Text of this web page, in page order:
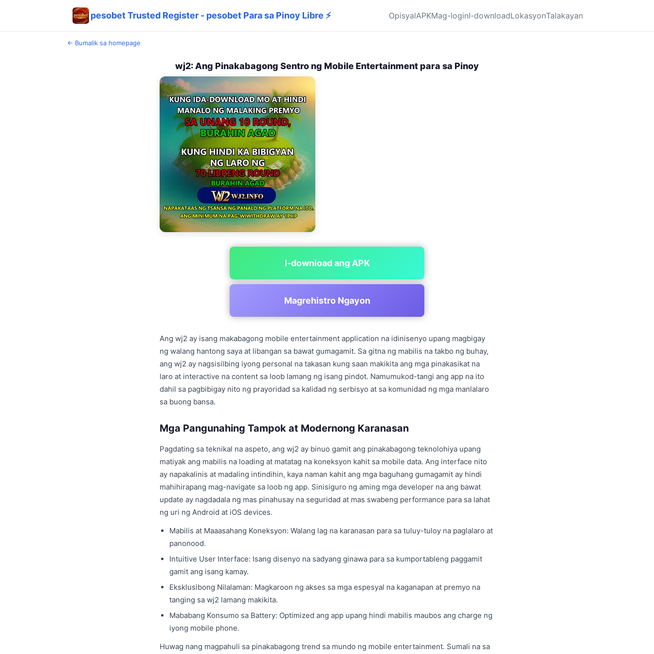
pesobet Trusted Register - pesobet Para sa Pinoy Libre ⚡ OpisyalAPKMag-loginI-downloadLokasyonTalakayan
← Bumalik sa homepage
wj2: Ang Pinakabagong Sentro ng Mobile Entertainment para sa Pinoy
I-download ang APK
Magrehistro Ngayon
Ang wj2 ay isang makabagong mobile entertainment application na idinisenyo upang magbigay
ng walang hantong saya at libangan sa bawat gumagamit. Sa gitna ng mabilis na takbo ng buhay,
ang wj2 ay nagsisilbing iyong personal na takasan kung saan makikita ang mga pinakasikat na
laro at interactive na content sa loob lamang ng isang pindot. Namumukod-tangi ang app na ito
dahil sa pagbibigay nito ng prayoridad sa kalidad ng serbisyo at sa komunidad ng mga manlalaro
sa buong bansa.
Mga Pangunahing Tampok at Modernong Karanasan
Pagdating sa teknikal na aspeto, ang wj2 ay binuo gamit ang pinakabagong teknolohiya upang
matiyak ang mabilis na loading at matatag na koneksyon kahit sa mobile data. Ang interface nito
ay napakalinis at madaling intindihin, kaya naman kahit ang mga baguhang gumagamit ay hindi
mahihirapang mag-navigate sa loob ng app. Sinisiguro ng aming mga developer na ang bawat
update ay nagdadala ng mas pinahusay na seguridad at mas swabeng performance para sa lahat
ng uri ng Android at iOS devices.
Mabilis at Maaasahang Koneksyon: Walang lag na karanasan para sa tuluy-tuloy na paglalaro at
panonood.
Intuitive User Interface: Isang disenyo na sadyang ginawa para sa kumportableng paggamit
gamit ang isang kamay.
Eksklusibong Nilalaman: Magkaroon ng akses sa mga espesyal na kaganapan at premyo na
tanging sa wj2 lamang makikita.
Mababang Konsumo sa Battery: Optimized ang app upang hindi mabilis maubos ang charge ng
iyong mobile phone.
Huwag nang magpahuli sa pinakabagong trend sa mundo ng mobile entertainment. Sumali na sa